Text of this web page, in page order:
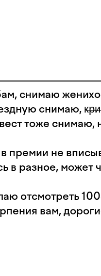
снимаю
снимаю,
тоже снимаю,
премии не
в разное, может
отсмотреть
вам,